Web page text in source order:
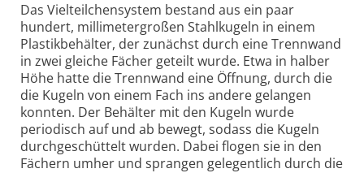
Das Vielteilchensystem bestand aus ein paar
hundert, millimetergroßen Stahlkugeln in einem
Plastikbehälter, der zunächst durch eine Trennwand
in zwei gleiche Fächer geteilt wurde. Etwa in halber
Höhe hatte die Trennwand eine Öffnung, durch die
die Kugeln von einem Fach ins andere gelangen
konnten. Der Behälter mit den Kugeln wurde
periodisch auf und ab bewegt, sodass die Kugeln
durchgeschüttelt wurden. Dabei flogen sie in den
Fächern umher und sprangen gelegentlich durch die